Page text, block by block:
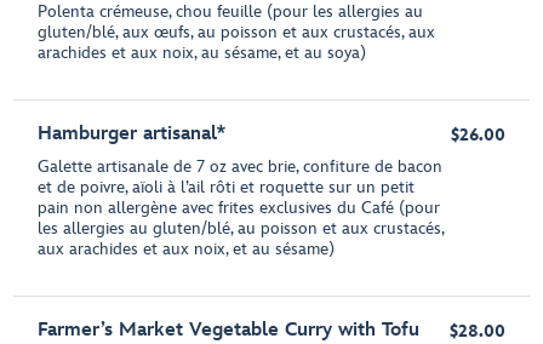
Polenta crémeuse, chou feuille (pour les allergies au
gluten/blé, aux œufs, au poisson et aux crustacés, aux
arachides et aux noix, au sésame, et au soya)
Hamburger artisanal*
Galette artisanale de 7 oz avec brie, confiture de bacon
et de poivre, aïoli à l’ail rôti et roquette sur un petit
pain non allergène avec frites exclusives du Café (pour
les allergies au gluten/blé, au poisson et aux crustacés,
aux arachides et aux noix, et au sésame)
$26.00
Farmer’s Market Vegetable Curry with Tofu $28.00